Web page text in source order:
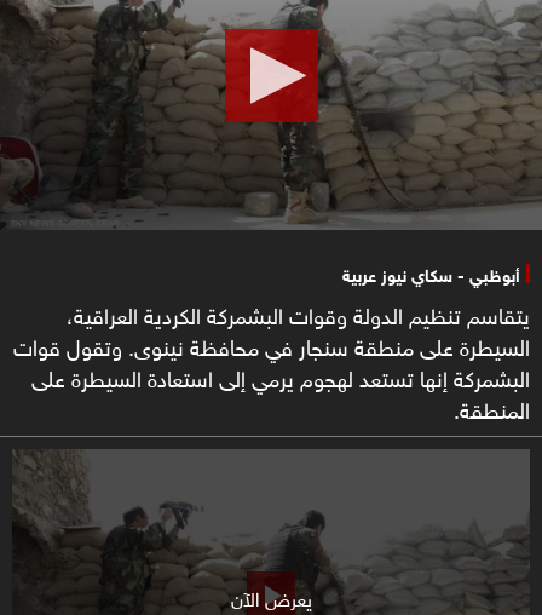
minutes,
8
seconds
أبوظبي - سكاي نيوز عربية
يتقاسم تنظيم الدولة وقوات البشمركة الكردية العراقية،
السيطرة على منطقة سنجار في محافظة نينوى. وتقول قوات
البشمركة إنها تستعد لهجوم يرمي إلى استعادة السيطرة على
المنطقة.
يعرض الآن